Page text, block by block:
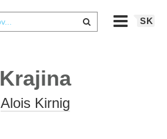
SK
Krajina
Alois Kirnig